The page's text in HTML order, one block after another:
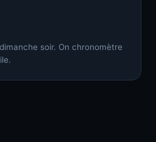
soir. On chronomètre